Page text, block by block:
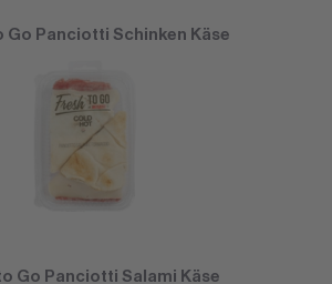
Go Panciotti Schinken Käse
Go Panciotti Salami Käse